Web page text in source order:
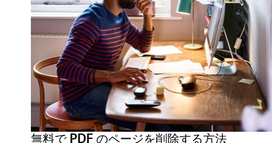
無料で PDF のページを削除する方法